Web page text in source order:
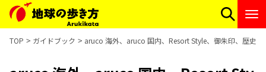
TOP ガイドブック aruco 海外、aruco 国内、Resort Style、御朱印、歴史